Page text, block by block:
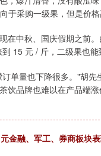
于采购一级果，但是价
在中秋、国庆假期之前
15 元 / 斤，二级果也
单量也下降很多。"胡
品牌也难以在产品端涨
金融、军工、券商板块